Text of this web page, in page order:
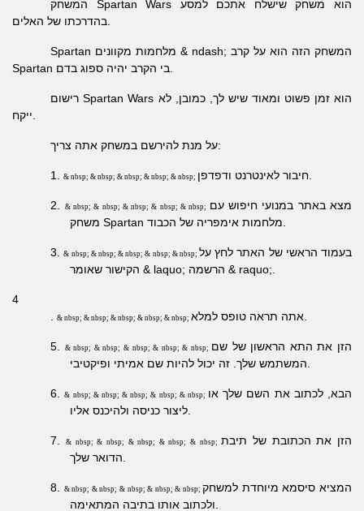
המשחק Spartan Wars הוא משחק שישלח אתכם למסע
Spartan מלחמות מקוונים & ndash; המשחק הזה הוא על קרב
רישום Spartan Wars הוא זמן פשוט ומאוד שיש לך, כמובן, לא
על מנת להירשם במשחק אתה צריך:
1.& nbsp; & nbsp; & nbsp; & nbsp; & nbsp;
2. & nbsp; & nbsp; & nbsp; & nbsp; & nbsp; מצא באתר במנועי חיפוש עם
3.& nbsp; & nbsp; & nbsp; & nbsp; & nbsp; בעמוד הראשי של האתר לחץ על
הקישור שאומר & laquo; הרשמה & raquo;.
4
.& nbsp; & nbsp; & nbsp; & nbsp; & nbsp;
5. & nbsp; & nbsp; & nbsp; & nbsp; & nbsp; הזן את התא הראשון של שם
6.& nbsp; & nbsp; & nbsp; & nbsp; & nbsp; הבא, לכתוב את השם שלך או
7. & nbsp; & nbsp; & nbsp; & nbsp; & nbsp;הזן את הכתובת של תיבת
8. & nbsp; & nbsp; & nbsp; & nbsp; & nbsp; המציא סיסמא מיוחדת למשחק